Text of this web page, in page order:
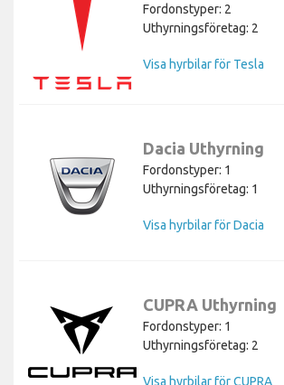
Fordonstyper: 2
Uthyrningsföretag: 2
Visa hyrbilar för Tesla
Dacia Uthyrning
Fordonstyper: 1
Uthyrningsföretag: 1
Visa hyrbilar för Dacia
CUPRA Uthyrning
Fordonstyper: 1
Uthyrningsföretag: 2
Visa hyrbilar för CUPRA